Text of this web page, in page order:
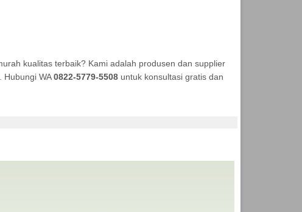
kualitas terbaik? Kami adalah produsen dan supplier
Hubungi WA0822-5779-5508untuk konsultasi gratis dan